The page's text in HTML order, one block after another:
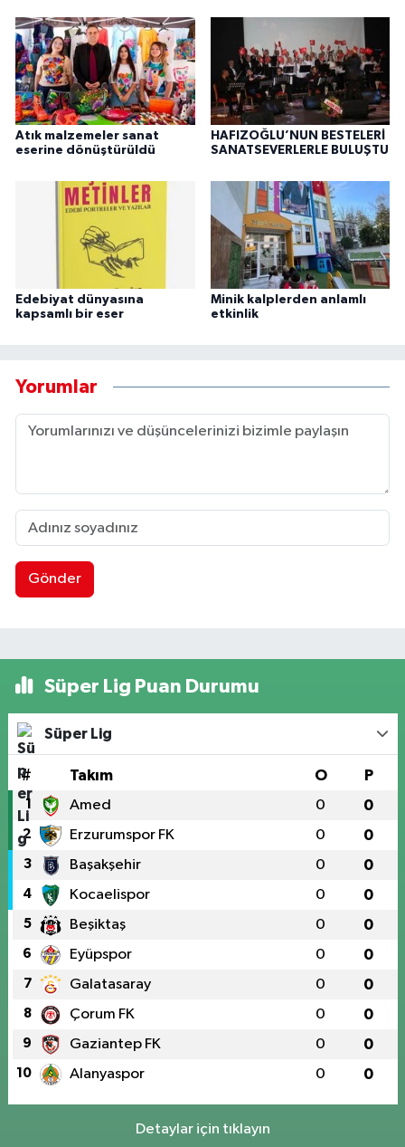
Atık malzemeler sanat
eserine dönüştürüldü
HAFIZOĞLU’NUN BESTELERİ
SANATSEVERLERLE BULUŞTU
Edebiyat dünyasına
kapsamlı bir eser
Minik kalplerden anlamlı
etkinlik
Yorumlar
Gönder
Süper Lig Puan Durumu
Süper Lig
# Takım O P
1 Amed 0 0
2 Erzurumspor FK 0 0
3 Başakşehir 0 0
4 Kocaelispor 0 0
5 Beşiktaş 0 0
6 Eyüpspor 0 0
7 Galatasaray 0 0
8 Çorum FK 0 0
9 Gaziantep FK 0 0
10 Alanyaspor 0 0
Detaylar için tıklayın